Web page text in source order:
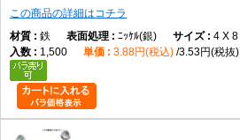
この商品の詳細はコチラ
鉄
ﾆｯｹﾙ(銀) 4 X 8
1,500
3.88円(税込) 3.53円(税抜)